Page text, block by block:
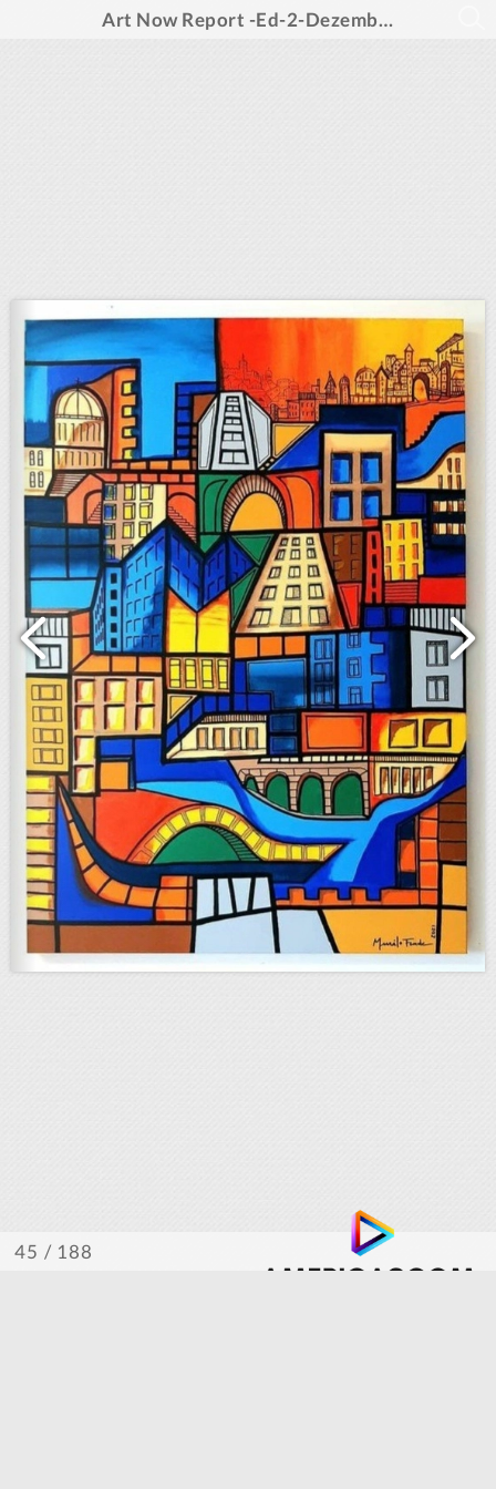
Art Now Report -Ed-2-Dezembro 2023 -
/ 188